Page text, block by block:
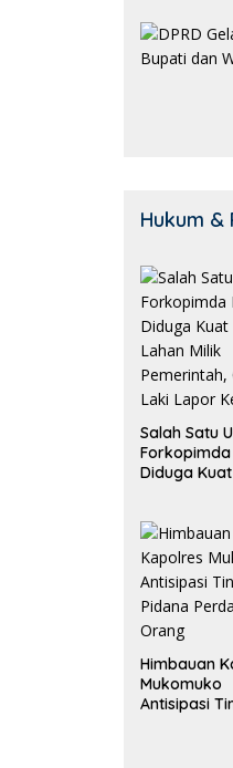
Hukum &
Salah Satu
Forkopimda
Diduga Kuat
Laki Lapor
Kejagung
Himbauan
Mukomuko
Antisipasi